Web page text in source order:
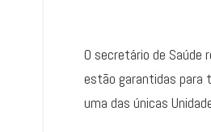
O secretário de Saúde
estão garantidas para
uma das únicas